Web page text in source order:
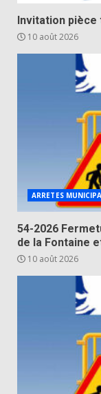
Invitation pièce
10 août 2026
ARRETES
54-2026
de la Fontaine
10 août 2026